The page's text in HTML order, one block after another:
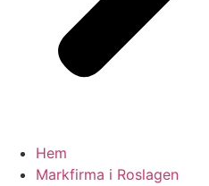
Hem
Markfirma i Roslagen